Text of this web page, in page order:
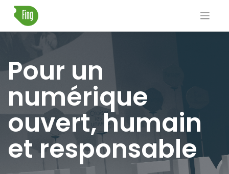
content
Pour un
numérique
ouvert, humain
et responsable